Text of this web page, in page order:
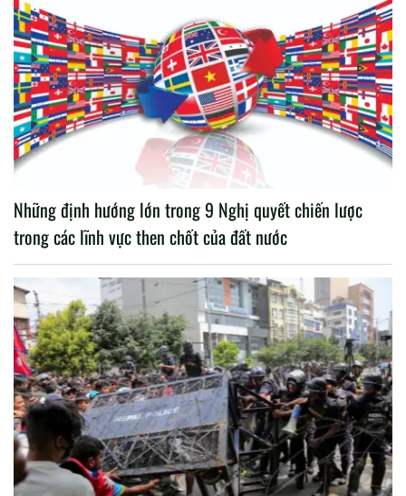
Những định hướng lớn trong 9 Nghị quyết chiến lược
trong các lĩnh vực then chốt của đất nước